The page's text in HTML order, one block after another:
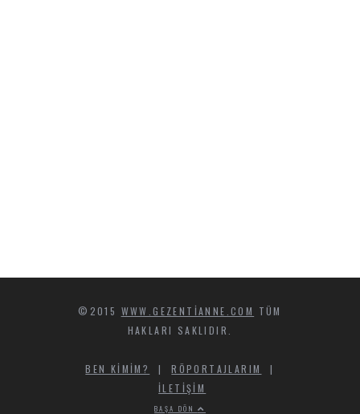
©2015 WWW.GEZENTIANNE.COM TÜM
HAKLARI SAKLIDIR.
BEN KIMIM? |RÖPORTAJLARIM
|
İLETIŞIM
BAŞA DÖN